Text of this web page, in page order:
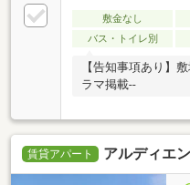
敷金なし
バス・トイレ別
【告知事項あり】
ラマ掲載--
賃貸アパート アルディエ